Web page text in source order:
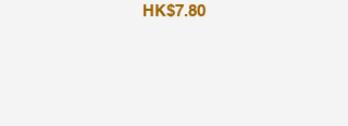
HK$7.80